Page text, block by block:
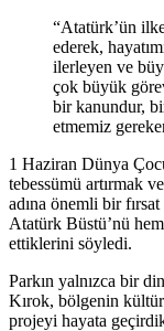
“Atatürk’ün
ederek,
ilerleyen ve
çok büyük
bir kanundur,
etmemiz
1 Haziran Dünya
tebessümü artırmak
adına önemli bir
Atatürk Büstü’nü hem
ettiklerini söyledi.
Parkın yalnızca bir
Kırok, bölgenin
projeyi hayata